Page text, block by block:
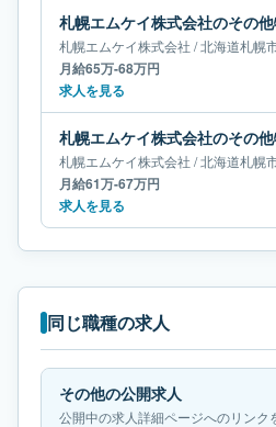
札幌エムケイ株式会社 /北海道札幌
月給65万-68万円
求人を見る
札幌エムケイ株式会社 /北海道札幌
月給61万-67万円
求人を見る
同じ職種の求人
その他の公開求人
公開中の求人詳細ページへのリンク